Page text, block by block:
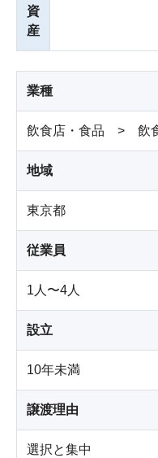
資
産
業種
飲食店・食品 > 飲
地域
東京都
従業員
1人〜4人
設立
10年未満
譲渡理由
選択と集中